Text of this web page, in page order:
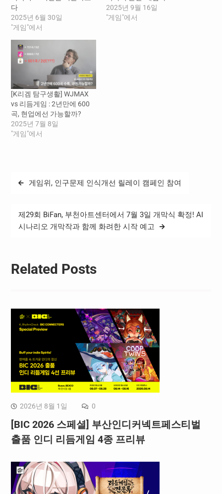
다
2025년 6월 30일
"게임"에서
2025년 9월 16일
"게임"에서
[K리겜 탐구생활] WJMAX
vs 리듬게임 : 2년만에 600
곡, 현업에선 가능할까?
2025년 7월 8일
"게임"에서
글
게임위, 인구문제 인식개선 릴레이 캠페인 참여
제29회 BiFan, 부천아트센터에서 7월 3일 개막식 확정! AI
시나리오 개막작과 함께 화려한 시작 예고
Related Posts
2026년 8월 1일 0
[BIC 2026 스페셜] 부산인디커넥트페스티벌
출품 인디 리듬게임 4종 프리뷰